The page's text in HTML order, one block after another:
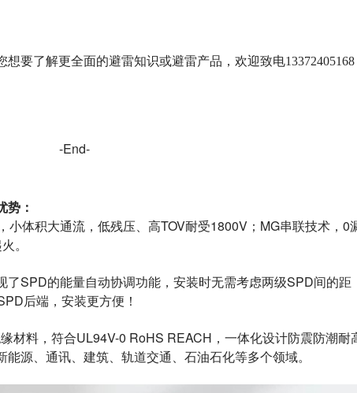
想要了解更全面的避雷知识或避雷产品，欢迎致电13372405168
-End-
势 ：
小体积大通流，低残压、高TOV耐受1800V；MG串联技术，0
。
SPD的能量自动协调功能，安装时无需考虑两级SPD间的距
后端，安装更方便！
材料，符合UL94V-0 RoHS REACH，一体化设计防震防潮耐
源、通讯、建筑、轨道交通、石油石化等多个领域。